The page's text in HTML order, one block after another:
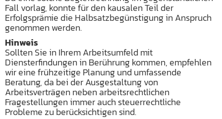
Fall vorlag, konnte für den kausalen Teil der
Erfolgsprämie die Halbsatzbegünstigung in Anspruch
genommen werden.
Hinweis
Sollten Sie in Ihrem Arbeitsumfeld mit
Diensterfindungen in Berührung kommen, empfehlen
wir eine frühzeitige Planung und umfassende
Beratung, da bei der Ausgestaltung von
Arbeitsverträgen neben arbeitsrechtlichen
Fragestellungen immer auch steuerrechtliche
Probleme zu berücksichtigen sind.